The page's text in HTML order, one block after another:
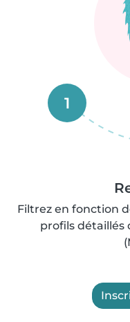
1
Filtrez en fonction
profils détaillés